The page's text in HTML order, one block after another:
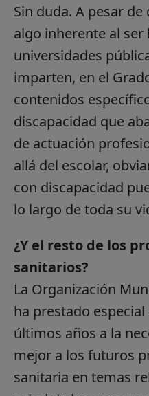
Sin duda. A pesar
algo inherente al
universidades
imparten, en el
contenidos
discapacidad que
de actuación
allá del escolar,
con discapacidad
lo largo de toda su
¿Y el resto de los
sanitarios?
La Organización
ha prestado
últimos años a la
mejor a los futuros
sanitaria en temas